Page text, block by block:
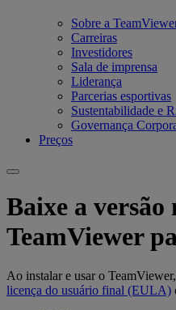
Sobre a
Carreiras
Investidores
Sala de imprensa
Liderança
Parcerias esportivas
Sustentabilidade e
Governança
Preços
Baixe a versão
TeamViewer
Ao instalar e usar o
licença do usuário final (EULA)